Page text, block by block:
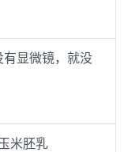
显微镜，就没
米胚乳